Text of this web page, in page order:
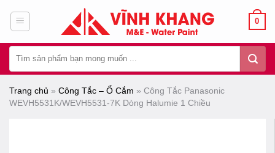
dung
0
kiếm:
Trang chủ » Công Tắc – Ổ Cắm » Công Tắc Panasonic
WEVH5531K/WEVH5531-7K Dòng Halumie 1 Chiều